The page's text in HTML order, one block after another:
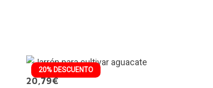
20% DESCUENTO
20,79€